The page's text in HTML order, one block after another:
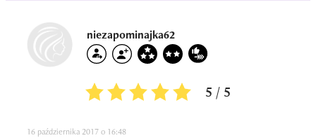
niezapominajka62
5 / 5
16 października 2017 o 16:48